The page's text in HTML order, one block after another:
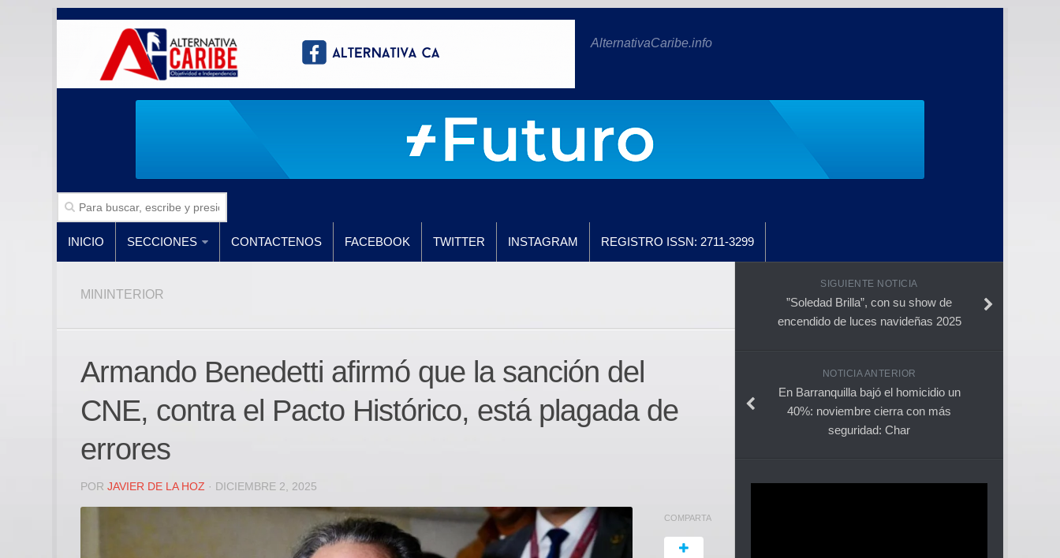
AlternativaCaribe.info
INICIO SECCIONES CONTACTENOS FACEBOOK TWITTER INSTAGRAM REGISTRO ISSN: 2711-3299
MININTERIOR
Armando Benedetti afirmó que la sanción del
CNE, contra el Pacto Histórico, está plagada de
errores
POR JAVIER DE LA HOZ · DICIEMBRE 2, 2025
COMPARTA
SIGUIENTE NOTICIA
”Soledad Brilla”, con su show de
encendido de luces navideñas 2025
NOTICIA ANTERIOR
En Barranquilla bajó el homicidio un
40%: noviembre cierra con más
seguridad: Char